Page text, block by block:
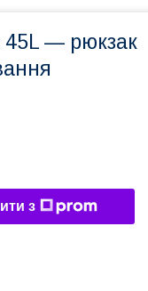
45L — рюкзак
з